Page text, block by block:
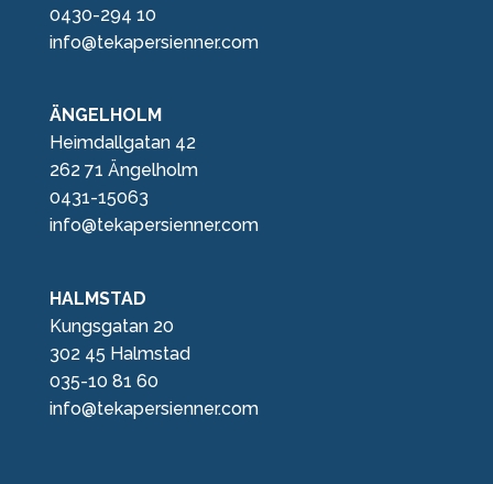
0430-294 10
info@tekapersienner.com
ÄNGELHOLM
Heimdallgatan 42
262 71 Ängelholm
0431-15063
info@tekapersienner.com
HALMSTAD
Kungsgatan 20
302 45 Halmstad
035-10 81 60
info@tekapersienner.com